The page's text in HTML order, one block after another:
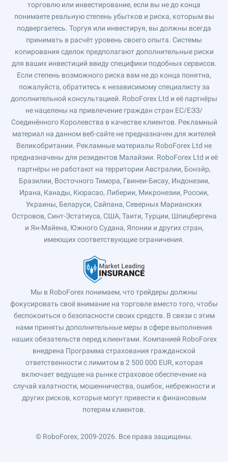
торговлю или инвестирование, если вы не до конца
понимаете реальную степень убытков и риска, которым вы
подвергаетесь. Торгуя или инвестируя, вы должны всегда
принимать в расчёт уровень своего опыта. Системы
копирования сделок предполагают дополнительные риски
для ваших инвестиций ввиду специфики подобных сервисов.
Если степень возможного риска вам не до конца понятна,
пожалуйста, обратитесь к независимому специалисту за
дополнительной консультацией. RoboForex Ltd и её партнёры
не нацелены на привлечение граждан стран ЕС/ЕЭЗ/
Соединённого Королевства в качестве клиентов. Рекламный
материал на данном веб-сайте не предназначен для жителей
Великобритании. Рекламные материалы RoboForex Ltd не
предназначены для резидентов Малайзии. RoboForex Ltd и её
партнёры не работают на территории Австралии, Бонэйр,
Бразилии, Восточного Тимора, Гвинеи-Бисау, Индонезии,
Ирана, Канады, Кюрасао, Либерии, Микронезии, России,
Украины, Беларуси, Сайпана, Северных Марианских
Островов, Синт-Эстатиуса, США, Таити, Турции, Шпицбергена
и Ян-Майена, Южного Судана, Японии и других стран,
имеющих соответствующие ограничения.
Мы в RoboForex понимаем, что трейдеры должны
фокусировать своё внимание на торговле вместо того, чтобы
беспокоиться о безопасности своих средств. В связи с этим
нами приняты дополнительные меры в сфере выполнения
наших обязательств перед клиентами. Компанией RoboForex
внедрена Программа страхования гражданской
ответственности с лимитом в 2 500 000 EUR, которая
включает ведущее на рынке страховое обеспечение на
случай халатности, мошенничества, ошибок, небрежности и
других рисков, которые могут привести к финансовым
потерям клиентов.
© RoboForex, 2009-2026. Все права защищены.